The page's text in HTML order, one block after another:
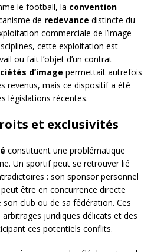
le football, la convention
de redevance distincte du
commerciale de l’image
cette exploitation est
ou fait l’objet d’un contrat
d’image permettait autrefois
revenus, mais ce dispositif a été
législations récentes.
et exclusivités
constituent une problématique
Un sportif peut se retrouver lié
: son sponsor personnel
être en concurrence directe
club ou de sa fédération. Ces
juridiques délicats et des
ces potentiels conflits.